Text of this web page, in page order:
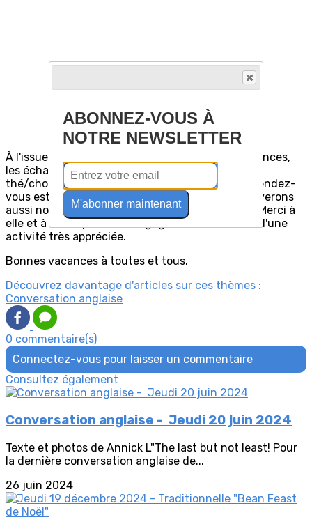
À l'issue de cette dernière session avant les vacances,
les échanges se sont poursuivis au salon de
thé/chocolaterie proches de la salle Zodiaque. Rendez-
vous est donné début novembre, où nous retrouverons
aussi notre animatrice Linda, avec grand plaisir. Merci à
elle et à David pour leur engagement au service d'une
activité très appréciée.
Bonnes vacances à toutes et tous.
Découvrez davantage d'articles sur ces thèmes :
Conversation anglaise
0 commentaire(s)
Connectez-vous pour laisser un commentaire
Consultez également
Conversation anglaise - Jeudi 20 juin 2024
Texte et photos de Annick L"The last but not least! Pour
la dernière conversation anglaise de...
26 juin 2024
ABONNEZ-VOUS À
NOTRE NEWSLETTER
M'abonner maintenant